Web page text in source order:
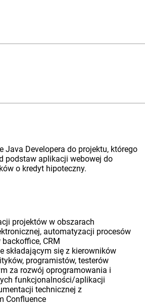
Java Developera do projektu, którego
podstaw aplikacji webowej do
o kredyt hipoteczny.
projektów w obszarach
automatyzacji procesów
CRM
składającym się z kierowników
programistów, testerów
za rozwój oprogramowania i
funkcjonalności/aplikacji
technicznej z
Confluence